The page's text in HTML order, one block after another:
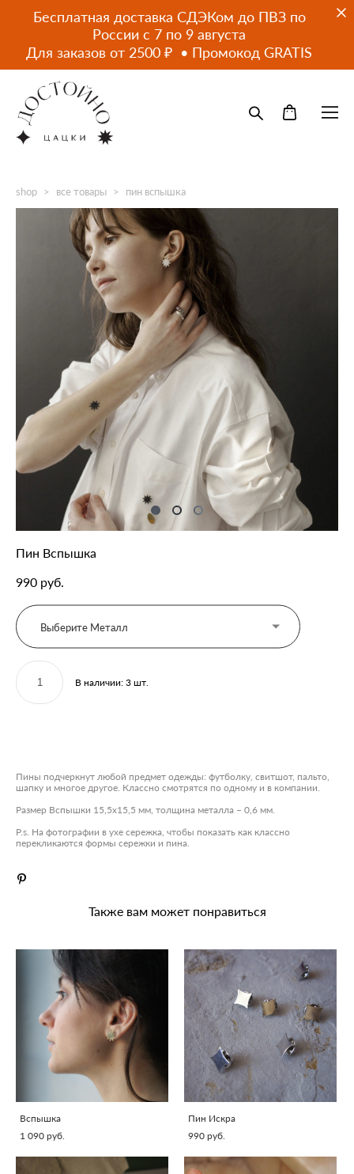
Бесплатная доставка СДЭКом до ПВЗ по
России с 7 по 9 августа
Для заказов от 2500 ₽ • Промокод GRATIS
shop > все товары > пин вспышка
Пин Вспышка
990 pуб.
Выберите Металл
В наличии: 3 шт.
Пины подчеркнут любой предмет одежды: футболку, свитшот, пальто,
шапку и многое другое. Классно смотрятся по одному и в компании.
Размер Вспышки 15,5х15,5 мм, толщина металла – 0,6 мм.
P.s. На фотографии в ухе сережка, чтобы показать как классно
перекликаются формы сережки и пина.
Также вам может понравиться
Вспышка
1 090 pуб.
Пин Искра
990 pуб.